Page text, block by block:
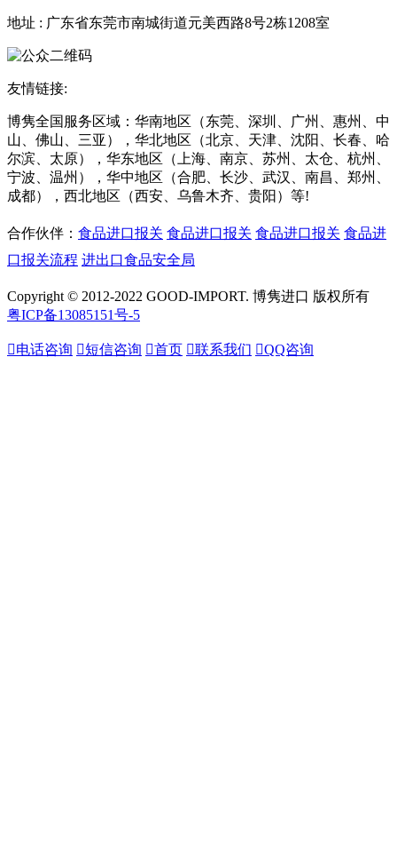
地址 : 广东省东莞市南城街道元美西路8号2栋1208室
友情链接:
博隽全国服务区域：华南地区（东莞、深圳、广州、惠州、中
山、佛山、三亚），华北地区（北京、天津、沈阳、长春、哈
尔滨、太原），华东地区（上海、南京、苏州、太仓、杭州、
宁波、温州），华中地区（合肥、长沙、武汉、南昌、郑州、
成都），西北地区（西安、乌鲁木齐、贵阳）等!
合作伙伴： 食品进口报关 食品进口报关 食品进口报关 食品进
口报关流程 进出口食品安全局
Copyright © 2012-2022 GOOD-IMPORT. 博隽进口 版权所有
粤ICP备13085151号-5
电话咨询 短信咨询 首页 联系我们 QQ咨询